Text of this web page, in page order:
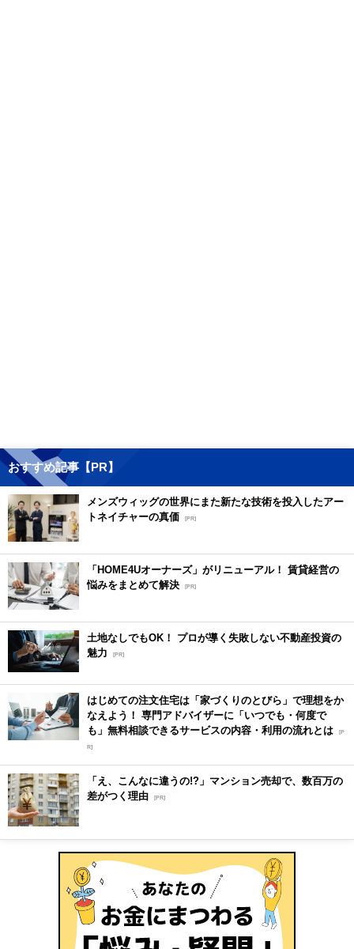
おすすめ記事【PR】
メンズウィッグの世界にまた新たな技術を投入したアー
トネイチャーの真価 [PR]
「HOME4Uオーナーズ」がリニューアル！ 賃貸経営の
悩みをまとめて解決 [PR]
土地なしでもOK！ プロが導く失敗しない不動産投資の
魅力
[PR]
はじめての注文住宅は「家づくりのとびら」で理想をか
なえよう！ 専門アドバイザーに「いつでも・何度で
も」無料相談できるサービスの内容・利用の流れとは [P
R]
「え、こんなに違うの!?」マンション売却で、数百万の
差がつく理由 [PR]